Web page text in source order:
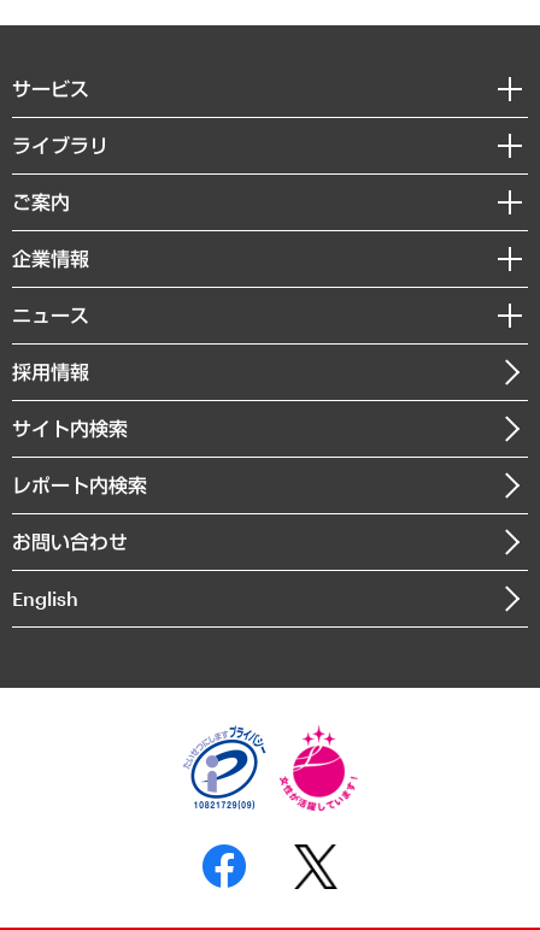
サービス
経営戦略
組織・人事戦略
デジタルイノベーション
共生・ダイバーシティ
GRC（ガバナンス・リスク・コンプライアンス）・防災（政策）
経済・産業・雇用・労働
まちづくり・観光・交通・スポーツ・スマートシティ
自然資源・農林水産業・食料システム
ライブラリ
経済調査
レポート
コラム
経営用語集
受託・受注実績（官公庁関連）
メディア掲載・出演
ご案内
セミナー・イベント情報
MUFGビジネスセミナー
受託案件情報
企業情報
私たちの想い
社長メッセージ
会社概要
沿革
組織図・本部部室紹介
インドネシア現地法人
個人情報保護方針
反社会的勢力に対する基本方針
ニュース
ニュースリリース
お知らせ
採用情報
サイト内検索
レポート内検索
お問い合わせ
English